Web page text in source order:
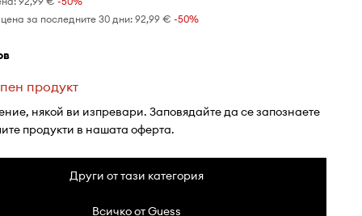
за последните 30 дни: 92,99 € -50%
продукт
някой ви изпревари. Заповядайте да се запознаете
продукти в нашата оферта.
Други от тази категория
Всичко от Guess